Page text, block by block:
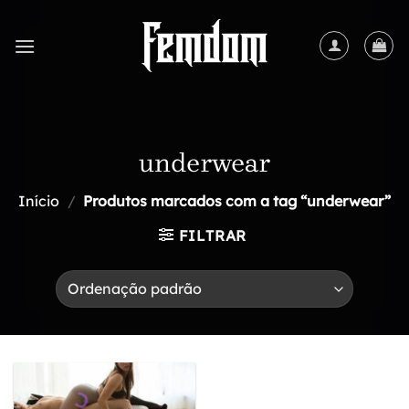
content
underwear
Início / Produtos marcados com a tag “underwear”
FILTRAR